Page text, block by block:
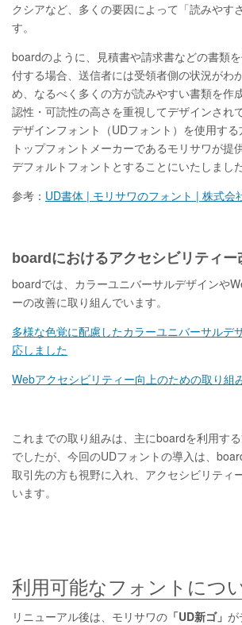
クシアなど、多くの要因によって「読みやす
す。
boardのように、見積書や請求書などの書類
付する場合、送信者には受領者側の状況がわ
め、なるべく多くの方が読みやすい書類を作
認性・可読性の高さを重視してデザインされ
デザインフォント（UDフォント）を使用す
トップフォントメーカーであるモリサワが提
デフォルトフォントとすることにいたしました
参考： UD書体 | モリサワのフォント | 株式会
boardにおけるアクセシビリティー
boardでは、カラーユニバーサルデザインや
ーの改善に取り組んでいます。
多様な色覚に配慮したカラーユニバーサルデ
応しました
Webアクセシビリティー向上のための取り組
これまでの取り組みは、主にboardを利用す
でしたが、今回のUDフォントの導入は、
取引先の⽅も視野に入れ、アクセシビリティ
います。
利用可能なフォントにつ
リニューアル後は、モリサワの 「UD新ゴ」 が